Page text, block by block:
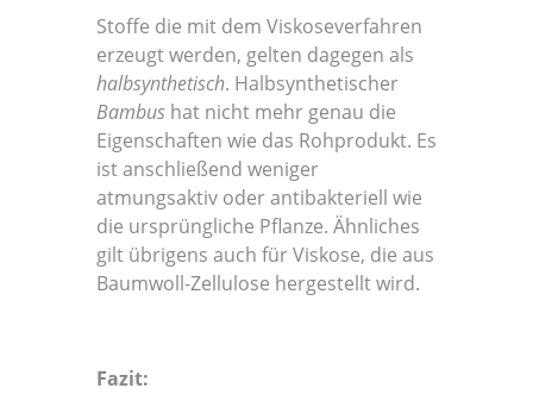
Stoffe die mit dem Viskoseverfahren
erzeugt werden, gelten dagegen als
halbsynthetisch. Halbsynthetischer
Bambushat nicht mehr genau die
Eigenschaften wie das Rohprodukt. Es
ist anschließend weniger
atmungsaktiv oder antibakteriell wie
die ursprüngliche Pflanze. Ähnliches
gilt übrigens auch für Viskose, die aus
Baumwoll-Zellulose hergestellt wird.
Fazit: